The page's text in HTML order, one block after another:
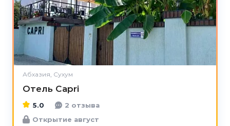
Абхазия, Сухум
Отель Capri
5.0
2 отзыва
Открытие август